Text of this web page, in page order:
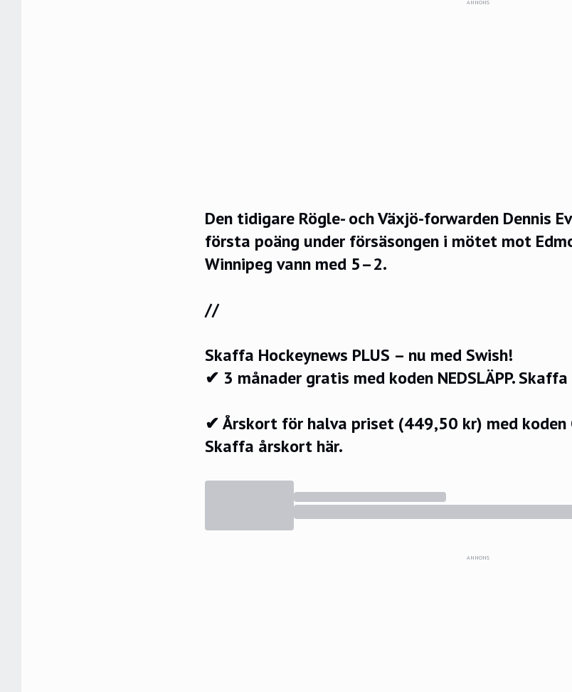
ANNONS
Den tidigare Rögle- och Växjö-forwarden Dennis
första poäng under försäsongen i mötet mot
Winnipeg vann med 5–2.
//
Skaffa Hockeynews PLUS – nu med Swish!
✔ 3 månader gratis med koden NEDSLÄPP.Skaffa
✔ Årskort för halva priset (449,50 kr) med koden
Skaffa årskort här.
ANNONS